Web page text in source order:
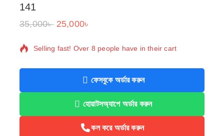
141
35,000৳ 25,000৳
2 products sold in last 12 hours
Selling fast! Over 8 people have in their cart
ফেসবুকে অর্ডার করুন
হোয়াটসঅ্যাপে অর্ডার করুন
কল করে অর্ডার করুন